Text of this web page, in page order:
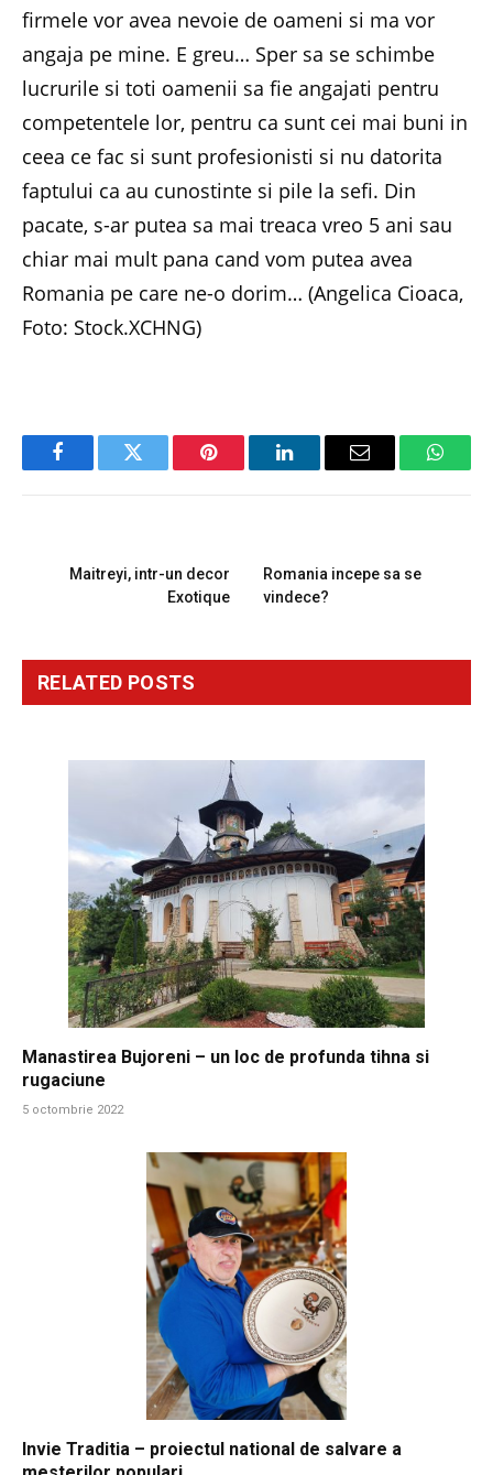
firmele vor avea nevoie de oameni si ma vor
angaja pe mine. E greu… Sper sa se schimbe
lucrurile si toti oamenii sa fie angajati pentru
competentele lor, pentru ca sunt cei mai buni in
ceea ce fac si sunt profesionisti si nu datorita
faptului ca au cunostinte si pile la sefi. Din
pacate, s-ar putea sa mai treaca vreo 5 ani sau
chiar mai mult pana cand vom putea avea
Romania pe care ne-o dorim… (Angelica Cioaca,
Foto: Stock.XCHNG)
FacebookTwitter Pinterest LinkedInEmail
Maitreyi, intr-un decor
Exotique
Romania incepe sa se
vindece?
RELATED POSTS
Manastirea Bujoreni – un loc de profunda tihna si
rugaciune
5 octombrie 2022
Invie Traditia – proiectul national de salvare a